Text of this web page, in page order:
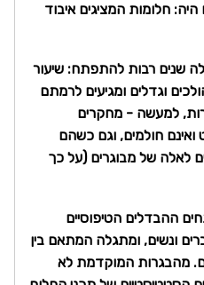
חלומות המציגים איבוד
שנים רבות להתפתח: שיעור
וגדלים ומגיעים לרמתם
למעשה - מחקרים
ואינם חולמים, וגם כשהם
לאלה של מבוגרים (על כך
ההבדלים הטיפוסיים
ונשים, ומתגלה המתאם בין
מהבגרות המוקדמת לא